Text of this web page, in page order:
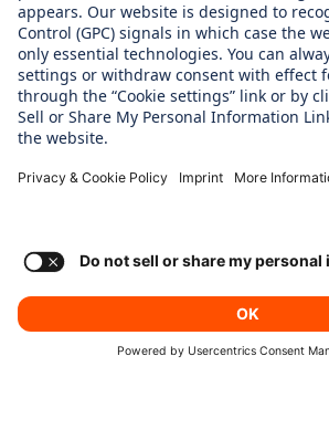
Regine SIXT Children´s Aid Foundation
OUR PRODUCTS
SIXT Rent
SIXT Share
SIXT+ Car Subscription